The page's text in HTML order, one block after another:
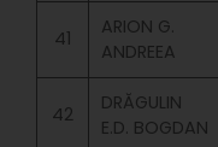
41
ARION G.
ANDREEA
42
DRĂGULIN
E.D. BOGDAN